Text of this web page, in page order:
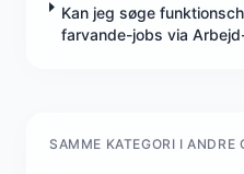
Kan jeg søge
farvande-jobs via
SAMME KATEGORI I ANDRE